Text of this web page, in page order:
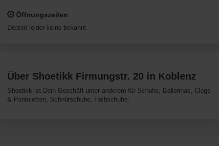
Öffnungszeiten
Derzeit leider keine bekannt
Über Shoetikk Firmungstr. 20 in Koblenz
Shoetikk ist Dein Geschäft unter anderem für Schuhe, Ballerinas, Clogs
& Pantoletten, Schnürschuhe, Halbschuhe.